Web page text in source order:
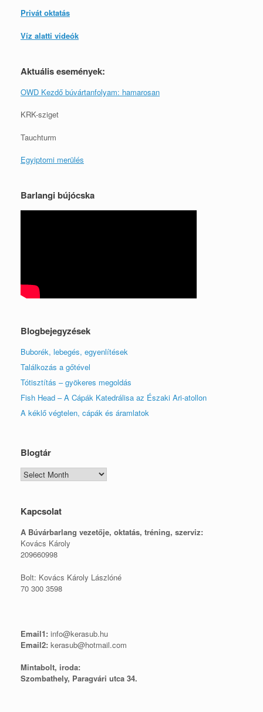
Privát oktatás
Víz alatti videók
Aktuális események:
OWD Kezdő búvártanfolyam: hamarosan
KRK-sziget
Tauchturm
Egyiptomi merülés
Barlangi bújócska
Blogbejegyzések
Buborék, lebegés, egyenlítések
Találkozás a gőtével
Tótisztítás – gyökeres megoldás
Fish Head – A Cápák Katedrálisa az Északi Ari-atollon
A kéklő végtelen, cápák és áramlatok
Blogtár
Blogtár
Kapcsolat
A Búvárbarlang vezetője, oktatás, tréning, szerviz:
Kovács Károly
209660998
Bolt: Kovács Károly Lászlóné
70 300 3598
Email1: info@kerasub.hu
Email2: kerasub@hotmail.com
Mintabolt, iroda:
Szombathely, Paragvári utca 34.